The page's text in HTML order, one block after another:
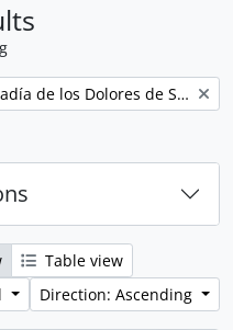
Archivo Histórico de la Archicofradía de los Dolores de San Juan
Table view
Direction: Ascending